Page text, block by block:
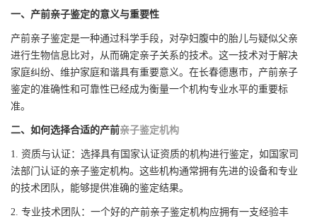
一、产前亲子鉴定的意义与重要性
产前亲子鉴定是一种通过科学手段，对孕妇腹中的胎儿与疑似父亲
进行生物信息比对，从而确定亲子关系的技术。这一技术对于解决
家庭纠纷、维护家庭和谐具有重要意义。在长春德惠市，产前亲子
鉴定的准确性和可靠性已经成为衡量一个机构专业水平的重要标
准。
二、如何选择合适的产前亲子鉴定机构
1. 资质与认证：选择具有国家认证资质的机构进行鉴定，如国家司
法部门认证的亲子鉴定机构。这些机构通常拥有先进的设备和专业
的技术团队，能够提供准确的鉴定结果。
2. 专业技术团队：一个好的产前亲子鉴定机构应拥有一支经验丰